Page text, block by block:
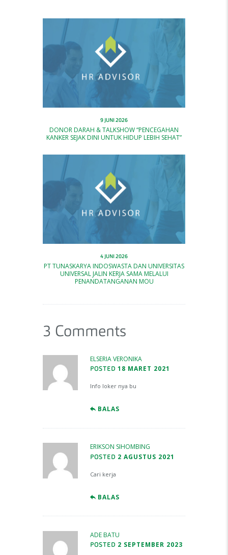
9 JUNI 2026
DONOR DARAH & TALKSHOW “PENCEGAHAN
KANKER SEJAK DINI UNTUK HIDUP LEBIH SEHAT”
4 JUNI 2026
PT TUNASKARYA INDOSWASTA DAN UNIVERSITAS
UNIVERSAL JALIN KERJA SAMA MELALUI
PENANDATANGANAN MOU
3 Comments
ELSERIA VERONIKA
POSTED 18 MARET 2021
Info loker nya bu
BALAS
ERIKSON SIHOMBING
POSTED 2 AGUSTUS 2021
Cari kerja
BALAS
ADE BATU
POSTED 2 SEPTEMBER 2023